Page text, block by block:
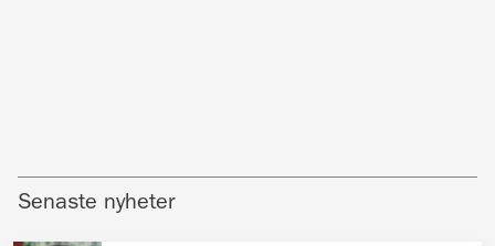
Senaste nyheter